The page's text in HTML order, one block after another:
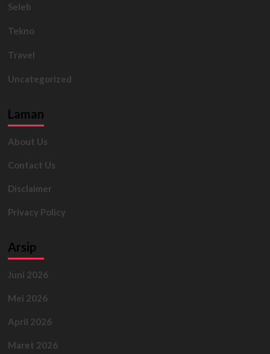
Seleb
Tekno
Travel
Uncategorized
Laman
About Us
Contact Us
Disclaimer
Privacy Policy
Arsip
Juni 2026
Mei 2026
April 2026
Maret 2026